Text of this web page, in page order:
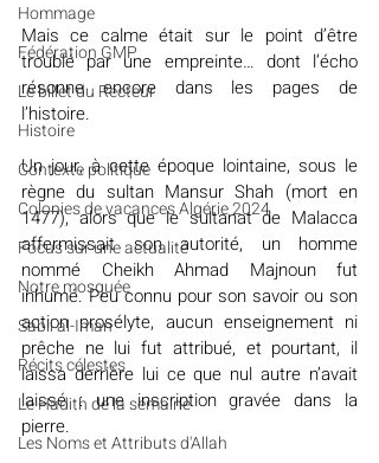
Hommage
Fédération GMP
Le billet du Recteur
Histoire
Contexte politique
Colonies de vacances Algérie 2024
​​Focus sur une actualité
Notre mosquée
Sabil al-Iman
Récits célestes
Le Hadith de la semaine
Les Noms et Attributs d'Allah
Mais ce calme était sur le point d’être
troublé par une empreinte… dont l’écho
résonne encore dans les pages de
l’histoire.
Un jour, à cette époque lointaine, sous le
règne du sultan Mansur Shah (mort en
1477), alors que le sultanat de Malacca
affermissait son autorité, un homme
nommé Cheikh Ahmad Majnoun fut
inhumé. Peu connu pour son savoir ou son
action prosélyte, aucun enseignement ni
prêche ne lui fut attribué, et pourtant, il
laissa derrière lui ce que nul autre n’avait
laissé : une inscription gravée dans la
pierre.